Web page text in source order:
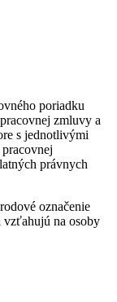
poriadku
zmluvy a
s jednotlivými
právnych
označenie
vzťahujú na osoby